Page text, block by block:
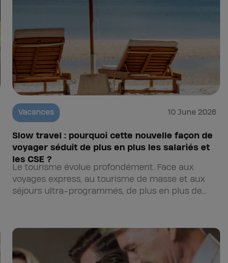
Vacances 10 June 2026
Slow travel : pourquoi cette nouvelle façon de
voyager séduit de plus en plus les salariés et
les CSE ?
Le tourisme évolue profondément. Face aux
voyages express, au tourisme de masse et aux
séjours ultra-programmés, de plus en plus de